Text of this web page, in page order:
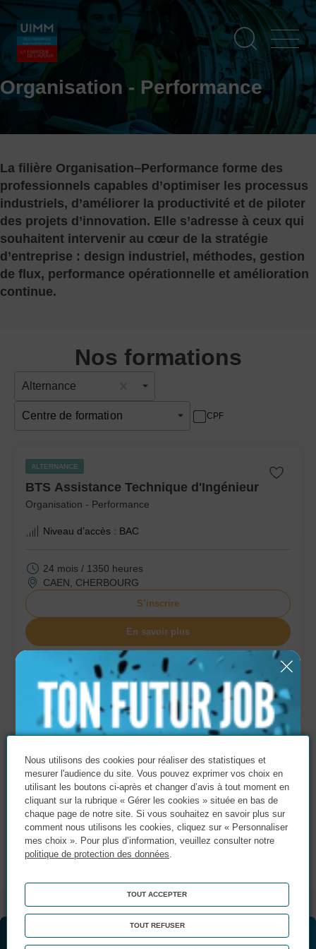
contenu
principal
Portes Ouvertes !
Organisation - Performance
La filière Organisation–Performance forme des
professionnels capables d’optimiser les processus
industriels, d’améliorer la productivité et de piloter
des projets d’innovation. Elle s’adresse à ceux qui
souhaitent intervenir au cœur de la stratégie
d’entreprise : design industriel, méthodes, gestion
de flux, performance opérationnelle et amélioration
continue.
Nos formations
Alternance
Centre de formation CPF
ALTERNANCE
BTS Assistance Technique d'Ingénieur
Organisation - Performance
Niveau d’accès : BAC
CAEN, CHERBOURG
24 mois / 1350 heures
S’inscrire
En savoir plus
ALTERNANCE
CQPM Technicien.ne en
industrialisation et en amélioration de
procédés
CAEN, CHERBOURG
60 mois / 420 heures
S’inscrire
En savoir plus
Vous souhaitez être
Panneau de gestion des cookies
Nous utilisons des cookies pour réaliser des statistiques et
mesurer l'audience du site. Vous pouvez exprimer vos choix en
utilisant les boutons ci-après et changer d’avis à tout moment en
cliquant sur la rubrique « Gérer les cookies » située en bas de
chaque page de notre site. Si vous souhaitez en savoir plus sur
comment nous utilisons les cookies, cliquez sur « Personnaliser
mes choix ». Pour plus d’information, veuillez consulter notre
politique de protection des données
TOUT ACCEPTER
TOUT REFUSER